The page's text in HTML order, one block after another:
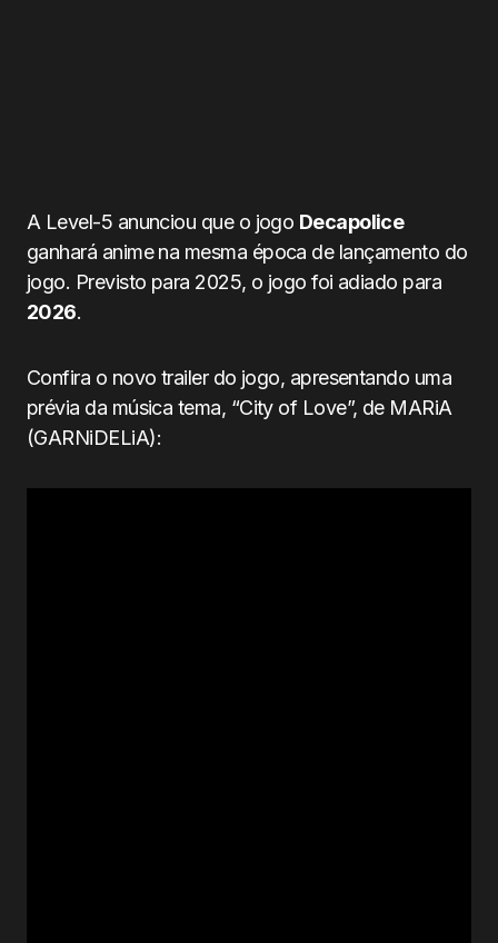
A Level-5 anunciou que o jogo Decapolice
ganhará anime na mesma época de lançamento do
jogo. Previsto para 2025, o jogo foi adiado para
2026.
Confira o novo trailer do jogo, apresentando uma
prévia da música tema, “City of Love”, de MARiA
(GARNiDELiA):